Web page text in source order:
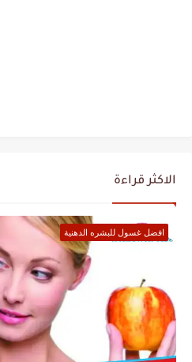
الاكثر قراءة
افضل غسول للبشره الدهنية